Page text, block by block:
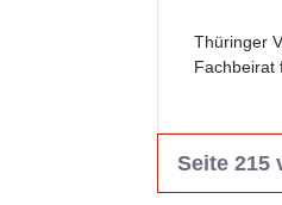
Thüringer
Fachbeirat
Seite 215